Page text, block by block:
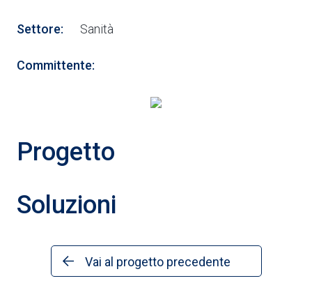
Progetto
Soluzioni
Vai al progetto precedente
Settore: Sanità
Committente: